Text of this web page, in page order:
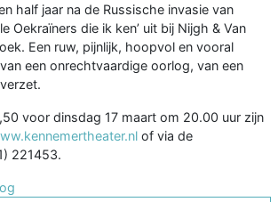
half jaar na de Russische invasie van
Oekraïners die ik ken’ uit bij Nijgh & Van
Een ruw, pijnlijk, hoopvol en vooral
een onrechtvaardige oorlog, van een
voor dinsdag 17 maart om 20.00 uur zijn
of via de
221453.